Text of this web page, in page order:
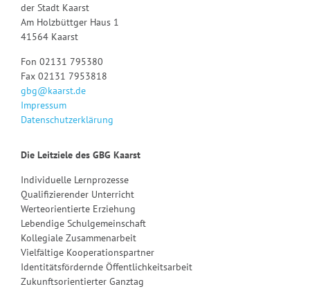
der Stadt Kaarst
Am Holzbüttger Haus 1
41564 Kaarst
Fon 02131 795380
Fax 02131 7953818
gbg@kaarst.de
Impressum
Datenschutzerklärung
Die Leitziele des GBG Kaarst
Individuelle Lernprozesse
Qualifizierender Unterricht
Werteorientierte Erziehung
Lebendige Schulgemeinschaft
Kollegiale Zusammenarbeit
Vielfältige Kooperationspartner
Identitätsfördernde Öffentlichkeitsarbeit
Zukunftsorientierter Ganztag